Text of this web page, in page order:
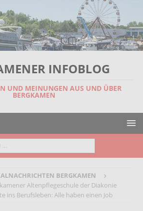
INFOBLOG
UND MEINUNGEN AUS UND ÜBER
BERGKAMEN
BERGKAMEN
Altenpflegeschule der Diakonie
ins Berufsleben: Alle haben einen Job